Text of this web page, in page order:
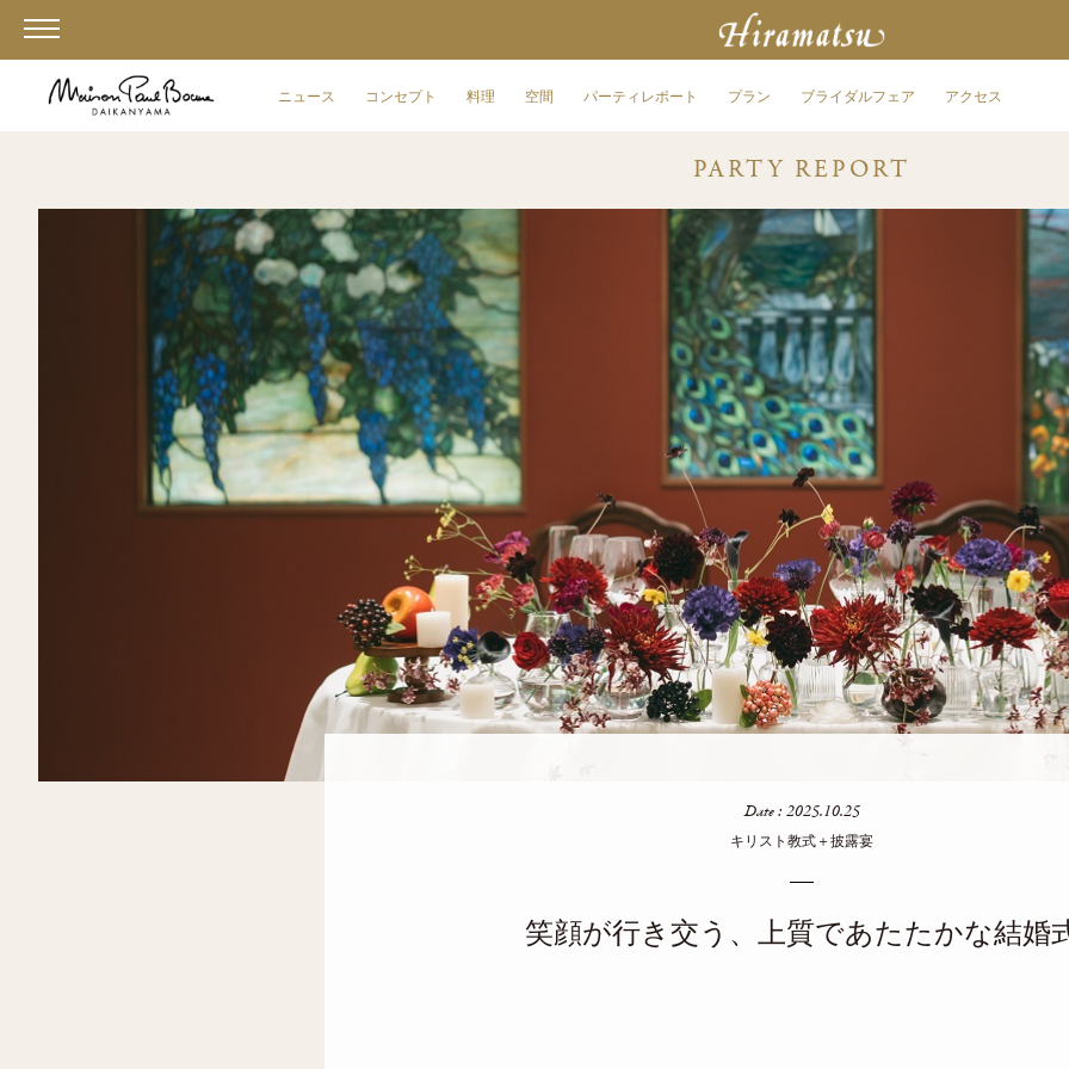
ニュース コンセプト 料理 空間 パーティレポート プラン ブライダルフェア アクセス
PARTY REPORT
Date : 2025.10.25
キリスト教式＋披露宴
笑顔が行き交う、上質であたたかな結婚